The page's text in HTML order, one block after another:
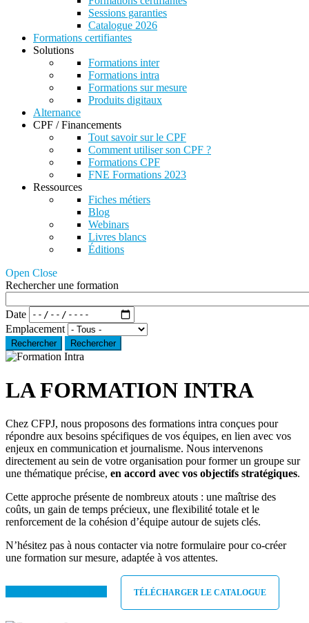
Sessions garanties
Catalogue 2026
Formations certifiantes
Solutions
Formations inter
Formations intra
Formations sur mesure
Produits digitaux
Alternance
CPF / Financements
Tout savoir sur le CPF
Comment utiliser son CPF ?
Formations CPF
FNE Formations 2023
Ressources
Fiches métiers
Blog
Webinars
Livres blancs
Éditions
Open Close
Rechercher une formation
Date
Emplacement
Rechercher
LA FORMATION INTRA
Chez CFPJ, nous proposons des formations intra conçues pour
répondre aux besoins spécifiques de vos équipes, en lien avec vos
enjeux en communication et journalisme. Nous intervenons
directement au sein de votre organisation pour former un groupe sur
une thématique précise, en accord avec vos objectifs stratégiques.
Cette approche présente de nombreux atouts : une maîtrise des
coûts, un gain de temps précieux, une flexibilité totale et le
renforcement de la cohésion d’équipe autour de sujets clés.
N’hésitez pas à nous contacter via notre formulaire pour co-créer
une formation sur mesure, adaptée à vos attentes.
TÉLÉCHARGER LE CATALOGUE